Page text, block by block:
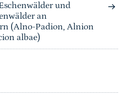
und
an
(Alno-Padion, Alnion
albae)